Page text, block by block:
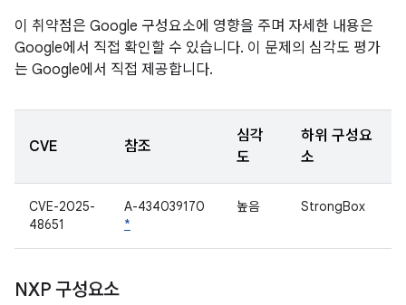
이 취약점은 Google 구성요소에 영향을 주며 자세한 내용은
Google에서 직접 확인할 수 있습니다. 이 문제의 심각도 평가
는 Google에서 직접 제공합니다.
CVE 참조
심각
도
하위 구성요
소
CVE-2025-
48651
A-434039170
*
높음 StrongBox
NXP 구성요소